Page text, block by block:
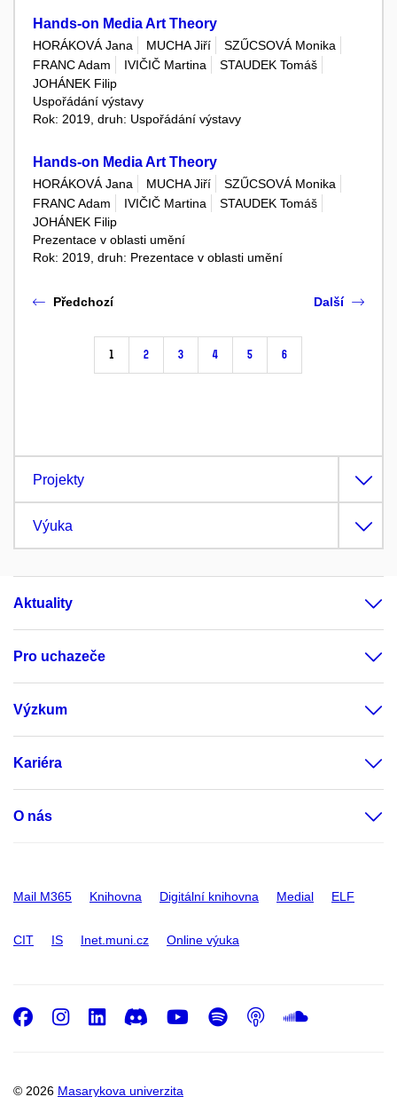
Hands-on Media Art Theory
HORÁKOVÁ Jana MUCHA Jiří
SZŰCSOVÁ Monika
FRANC Adam
IVIČIČ Martina
STAUDEK Tomáš
JOHÁNEK Filip
Uspořádání výstavy
Rok: 2019, druh: Uspořádání výstavy
Hands-on Media Art Theory
HORÁKOVÁ Jana MUCHA Jiří
SZŰCSOVÁ Monika
FRANC Adam
IVIČIČ Martina
STAUDEK Tomáš
JOHÁNEK Filip
Prezentace v oblasti umění
Rok: 2019, druh: Prezentace v oblasti umění
Předchozí
1 2 3 4 5 6
Další
Projekty
Výuka
Aktuality
Pro uchazeče
Výzkum
Kariéra
O nás
Mail M365 Knihovna Digitální knihovna Medial ELF
CIT IS Inet.muni.cz Online výuka
© 2026 Masarykova univerzita
Facebook
Instagram
LinkedIn
DiscordYoutube
Spotify
Podcast